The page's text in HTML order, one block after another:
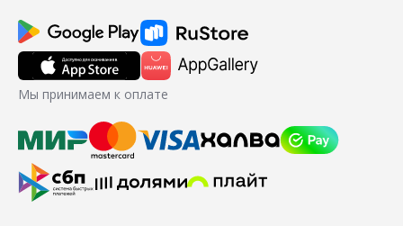
Мы принимаем к оплате